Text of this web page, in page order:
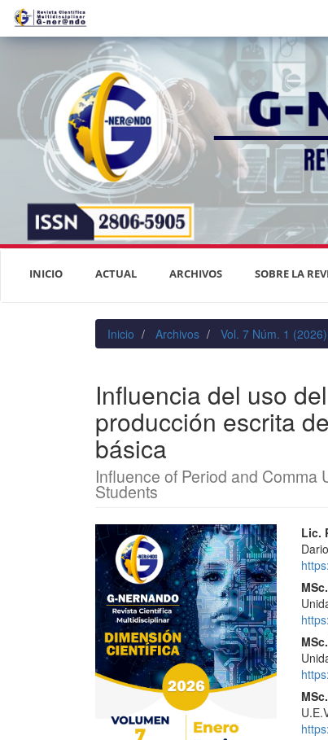
Navegación
principal
Contenido
Barra
lateral
INICIO ACTUAL ARCHIVOS SOBRE LA
Inicio Archivos Vol. 7 Núm. 1
Influencia del uso
producción escrita
básica
Influence of Period and Comma
Students
Barra
lateral
del
artículo
Lic.